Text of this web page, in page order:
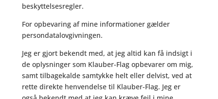
beskyttelsesregler.
For opbevaring af mine informationer gælder
persondatalovgivningen.
Jeg er gjort bekendt med, at jeg altid kan få indsigt i
de oplysninger som Klauber-Flag opbevarer om mig,
samt tilbagekalde samtykke helt eller delvist, ved at
rette direkte henvendelse til Klauber-Flag. Jeg er